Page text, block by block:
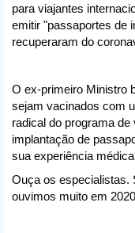
para viajantes
emitir "passaportes de
recuperaram do
O ex-primeiro Ministro
sejam vacinados com
radical do programa
implantação de
sua experiência
Ouça os especialistas.
ouvimos muito em